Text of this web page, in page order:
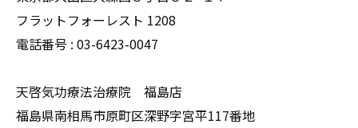
フラットフォーレスト 1208
電話番号 : 03-6423-0047
天啓気功療法治療院 福島店
福島県南相馬市原町区深野字宮平117番地